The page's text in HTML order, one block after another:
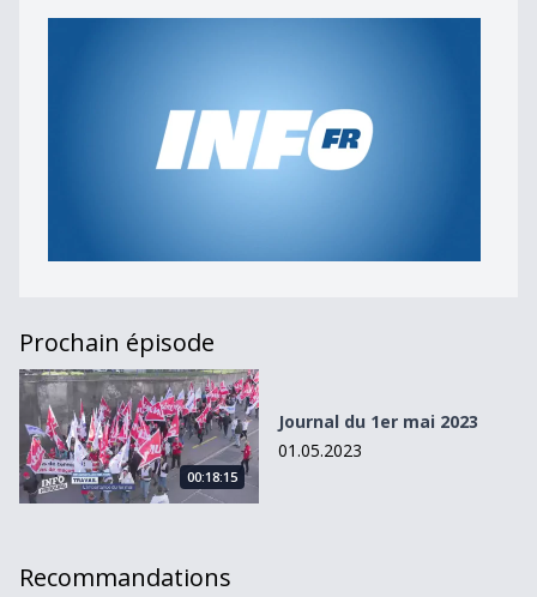
Prochain épisode
Journal du 1er mai 2023
00:18:15
Journal du 1er mai 2023
01.05.2023
Recommandations